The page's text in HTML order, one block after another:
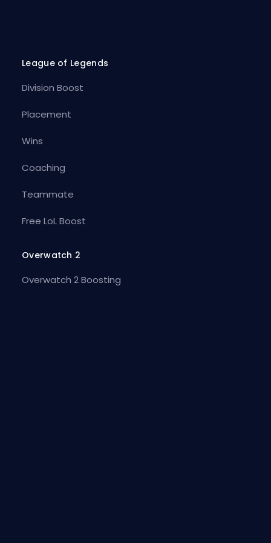
League of Legends
Division Boost
Placement
Wins
Coaching
Teammate
Free LoL Boost
Overwatch 2
Overwatch 2 Boosting